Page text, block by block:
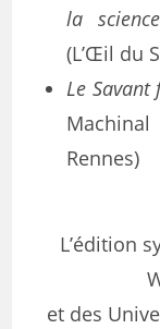
la
(L’Œil du
Le Savant
Rennes)
L’édition
et des